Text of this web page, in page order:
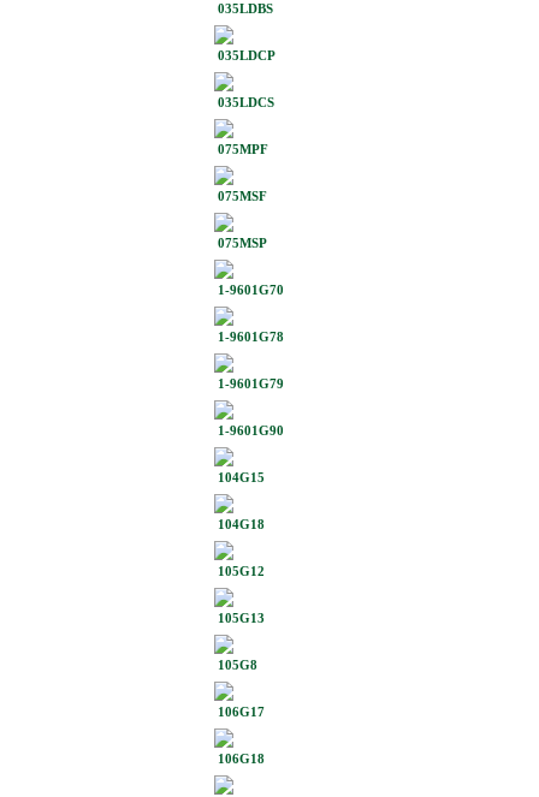
035LDBS
035LDCP
035LDCS
075MPF
075MSF
075MSP
1-9601G70
1-9601G78
1-9601G79
1-9601G90
104G15
104G18
105G12
105G13
105G8
106G17
106G18